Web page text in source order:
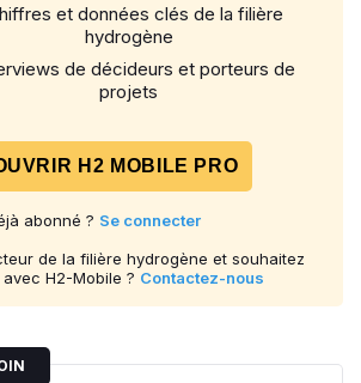
et données clés de la filière
hydrogène
de décideurs et porteurs de
projets
H2 MOBILE PRO
abonné ? Se connecter
de la filière hydrogène et souhaitez
H2-Mobile ? Contactez-nous